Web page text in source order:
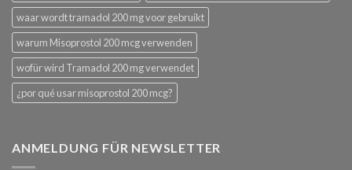
waar wordt tramadol 200 mg voor gebruikt
warum Misoprostol 200 mcg verwenden
wofür wird Tramadol 200 mg verwendet
¿por qué usar misoprostol 200 mcg?
ANMELDUNG FÜR NEWSLETTER